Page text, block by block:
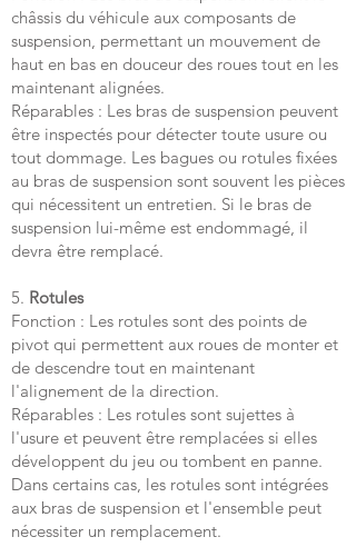
châssis du véhicule aux composants de
suspension, permettant un mouvement de
haut en bas en douceur des roues tout en les
maintenant alignées.
Réparables : Les bras de suspension peuvent
être inspectés pour détecter toute usure ou
tout dommage. Les bagues ou rotules fixées
au bras de suspension sont souvent les pièces
qui nécessitent un entretien. Si le bras de
suspension lui-même est endommagé, il
devra être remplacé.
5. Rotules
Fonction : Les rotules sont des points de
pivot qui permettent aux roues de monter et
de descendre tout en maintenant
l'alignement de la direction.
Réparables : Les rotules sont sujettes à
l'usure et peuvent être remplacées si elles
développent du jeu ou tombent en panne.
Dans certains cas, les rotules sont intégrées
aux bras de suspension et l'ensemble peut
nécessiter un remplacement.